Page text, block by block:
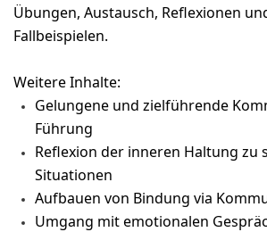
Übungen, Austausch, Reflexionen
Fallbeispielen.
Weitere Inhalte:
Gelungene und zielführende
Führung
Reflexion der inneren Haltung zu
Situationen
Aufbauen von Bindung via
Umgang mit emotionalen